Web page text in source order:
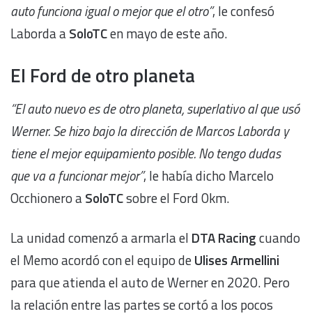
auto funciona igual o mejor que el otro”, le confesó
Laborda aSoloTCen mayo de este año.
El Ford de otro planeta
“El auto nuevo es de otro planeta, superlativo al que usó
Werner. Se hizo bajo la dirección de Marcos Laborda y
tiene el mejor equipamiento posible. No tengo dudas
que va a funcionar mejor”, le había dicho Marcelo
Occhionero aSoloTCsobre el Ford 0km.
La unidad comenzó a armarla el DTA Racingcuando
el Memo acordó con el equipo deUlises Armellini
para que atienda el auto de Werner en 2020. Pero
la relación entre las partes se cortó a los pocos